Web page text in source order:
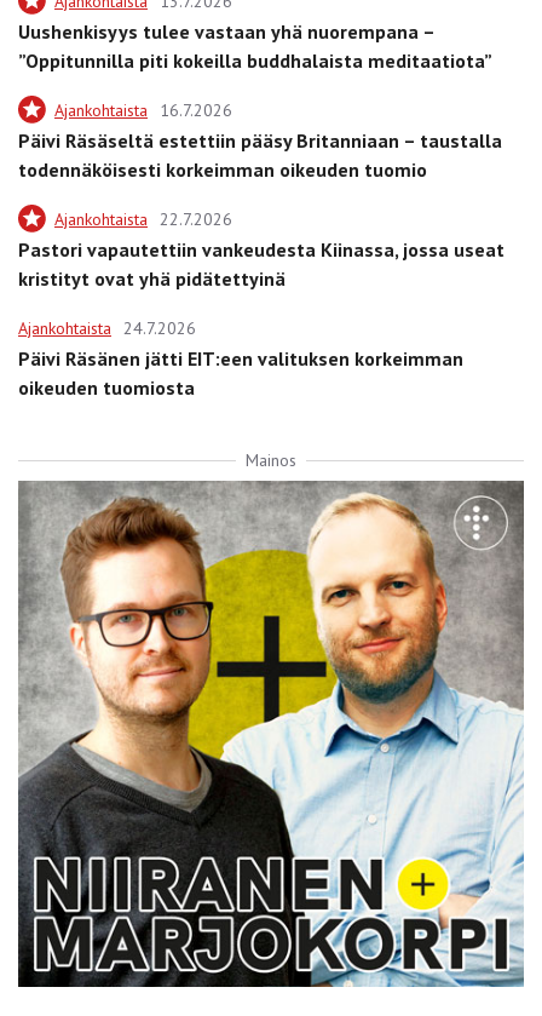
Uushenkisyys tulee vastaan yhä nuorempana –
”Oppitunnilla piti kokeilla buddhalaista meditaatiota”
Ajankohtaista 16.7.2026
Päivi Räsäseltä estettiin pääsy Britanniaan – taustalla
todennäköisesti korkeimman oikeuden tuomio
Ajankohtaista 22.7.2026
Pastori vapautettiin vankeudesta Kiinassa, jossa useat
kristityt ovat yhä pidätettyinä
Ajankohtaista 24.7.2026
Päivi Räsänen jätti EIT:een valituksen korkeimman
oikeuden tuomiosta
Mainos